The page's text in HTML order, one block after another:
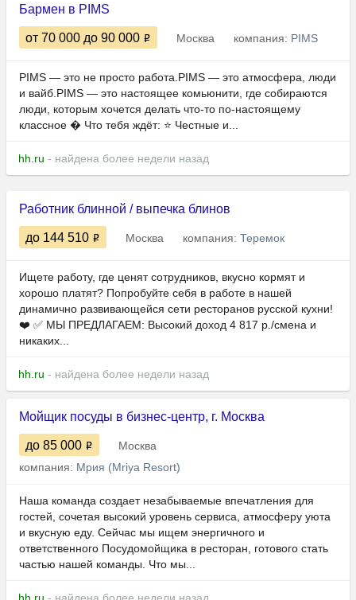
Бармен в PIMS
от 70 000 до 90 000 Москва компания: PIMS
PIMS — это не просто работа.PIMS — это атмосфера, люди
и вайб.PIMS — это настоящее комьюнити, где собираются
люди, которым хочется делать что-то по-настоящему
классное � Что тебя ждёт: ⭐️ Честные и...
hh.ru - найдена более недели назад
Работник блинной / выпечка блинов
до 144 510 Москва компания: Теремок
Ищете работу, где ценят сотрудников, вкусно кормят и
хорошо платят? Попробуйте себя в работе в нашей
динамично развивающейся сети ресторанов русской кухни!
❤️ ✅ МЫ ПРЕДЛАГАЕМ: Высокий доход 4 817 р./смена и
никаких...
hh.ru - найдена более недели назад
Мойщик посуды в бизнес-центр, г. Москва
до 85 000
Москва
компания: Мрия (Mriya Resort)
Наша команда создает незабываемые впечатления для
гостей, сочетая высокий уровень сервиса, атмосферу уюта
и вкусную еду. Сейчас мы ищем энергичного и
ответственного Посудомойщика в ресторан, готового стать
частью нашей команды. Что мы...